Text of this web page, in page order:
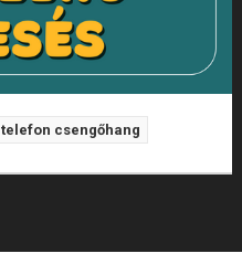
telefon csengőhang